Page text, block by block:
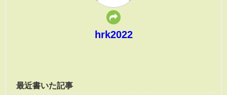
hrk2022
最近書いた記事